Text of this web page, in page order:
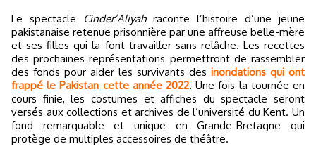
Le spectacle
Cinder’Aliyahraconte l’histoire d’une jeune
pakistanaise retenue prisonnière par une affreuse belle-mère
et ses filles qui la font travailler sans relâche. Les recettes
des prochaines représentations permettront de rassembler
des fonds pour aider les survivants des inondations qui ont
frappé le Pakistan cette année 2022. Une fois la tournée en
cours finie, les costumes et affiches du spectacle seront
versés aux collections et archives de l’université du Kent. Un
fond remarquable et unique en Grande-Bretagne qui
protège de multiples accessoires de théâtre.